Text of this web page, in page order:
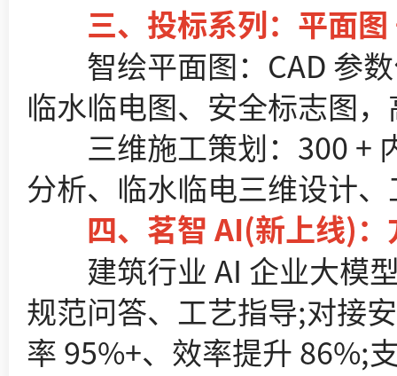
三、投标系列：平面图
智绘平面图：CAD 参数
临水临电图、安全标志图
三维施工策划：300 +
分析、临水临电三维设计
四、茗智 AI(新上线)：
建筑行业 AI 企业大模型
规范问答、工艺指导;对接
率 95%+、效率提升 86%;